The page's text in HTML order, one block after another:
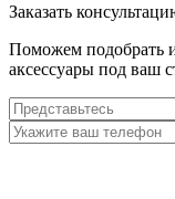
Заказать
Поможем подобрать
аксессуары под ваш